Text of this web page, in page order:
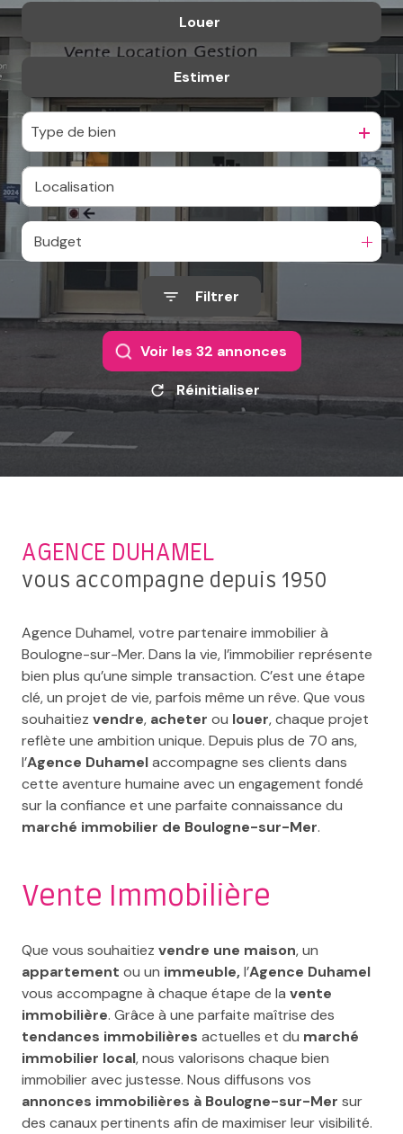
De l'immo pro
Louer
De l'immo pro
Estimer
Type de bien
Budget
Filtrer
Voir les 32 annonces
Réinitialiser
AGENCE DUHAMEL
vous accompagne depuis 1950
Agence Duhamel, votre partenaire immobilier à
Boulogne-sur-Mer. Dans la vie, l’immobilier représente
bien plus qu’une simple transaction. C’est une étape
clé, un projet de vie, parfois même un rêve. Que vous
souhaitiez vendre, acheter ou louer, chaque projet
reflète une ambition unique. Depuis plus de 70 ans,
l’Agence Duhamelaccompagne ses clients dans
cette aventure humaine avec un engagement fondé
sur la confiance et une parfaite connaissance du
marché immobilier de Boulogne-sur-Mer.
Vente Immobilière
Que vous souhaitiez vendre une maison, un
appartement ou un immeuble,l’Agence Duhamel
vous accompagne à chaque étape de la vente
immobilière. Grâce à une parfaite maîtrise des
tendances immobilières actuelles et du marché
immobilier local, nous valorisons chaque bien
immobilier avec justesse. Nous diffusons vos
annonces immobilières à Boulogne-sur-Mer sur
des canaux pertinents afin de maximiser leur visibilité.